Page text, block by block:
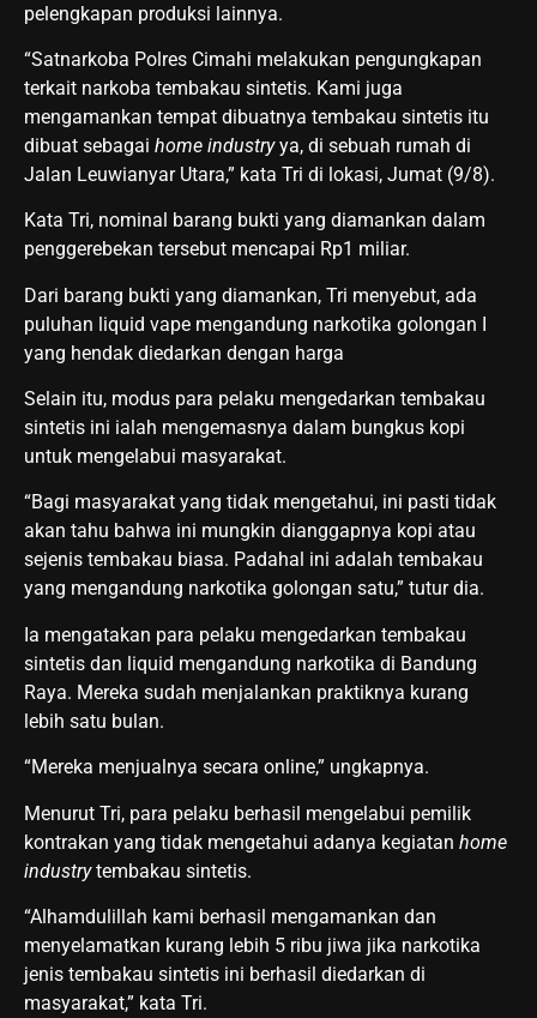
pelengkapan produksi lainnya.
“Satnarkoba Polres Cimahi melakukan pengungkapan
terkait narkoba tembakau sintetis. Kami juga
mengamankan tempat dibuatnya tembakau sintetis itu
dibuat sebagai home industryya, di sebuah rumah di
Jalan Leuwianyar Utara,” kata Tri di lokasi, Jumat (9/8).
Kata Tri, nominal barang bukti yang diamankan dalam
penggerebekan tersebut mencapai Rp1 miliar.
Dari barang bukti yang diamankan, Tri menyebut, ada
puluhan liquid vape mengandung narkotika golongan I
yang hendak diedarkan dengan harga
Selain itu, modus para pelaku mengedarkan tembakau
sintetis ini ialah mengemasnya dalam bungkus kopi
untuk mengelabui masyarakat.
“Bagi masyarakat yang tidak mengetahui, ini pasti tidak
akan tahu bahwa ini mungkin dianggapnya kopi atau
sejenis tembakau biasa. Padahal ini adalah tembakau
yang mengandung narkotika golongan satu,” tutur dia.
Ia mengatakan para pelaku mengedarkan tembakau
sintetis dan liquid mengandung narkotika di Bandung
Raya. Mereka sudah menjalankan praktiknya kurang
lebih satu bulan.
“Mereka menjualnya secara online,” ungkapnya.
Menurut Tri, para pelaku berhasil mengelabui pemilik
kontrakan yang tidak mengetahui adanya kegiatan home
industrytembakau sintetis.
“Alhamdulillah kami berhasil mengamankan dan
menyelamatkan kurang lebih 5 ribu jiwa jika narkotika
jenis tembakau sintetis ini berhasil diedarkan di
masyarakat,” kata Tri.